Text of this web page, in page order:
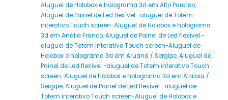
Aluguel de Holobox e holograma 3d em Alto Paraíso,
Aluguel de Painel de Led flexível -aluguel de Totem
interativo Touch screen-Aluguel de Holobox e holograma
3d em Anália Franco,Aluguel de Painel de Led flexível -
aluguel de Totem interativo Touch screen-Aluguel de
Holobox e holograma 3d em Aruana / Sergipe,Aluguel de
Painel de Led flexível -aluguel de Totem interativo Touch
screen-Aluguel de Holobox e holograma 3d em Atalaia /
Sergipe,Aluguel de Painel de Led flexível -aluguel de
Totem interativo Touch screen-Aluguel de Holobox e